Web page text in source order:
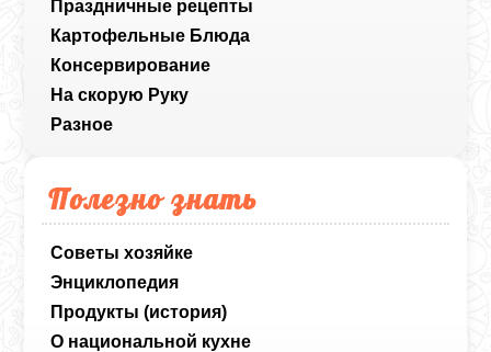
Праздничные рецепты
Картофельные Блюда
Консервирование
На скорую Руку
Разное
Полезно знать
Советы хозяйке
Энциклопедия
Продукты (история)
О национальной кухне